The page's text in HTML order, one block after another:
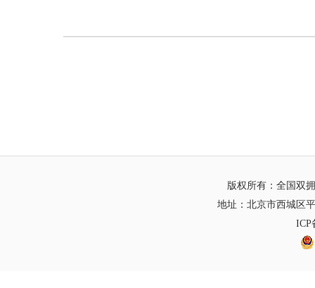
版权所有：全国双
地址：北京市西城区
ICP